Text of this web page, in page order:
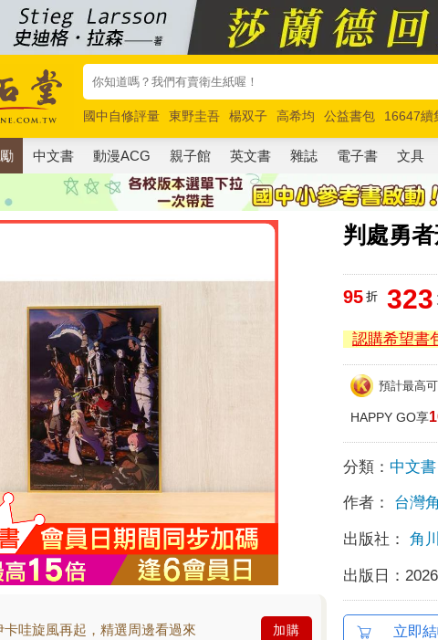
國中自修評量 東野圭吾 楊双子 高希均 公益書包 16647續
唯紅花綻放
奧德賽 路邊攤新作 馬斯克 玩具總動員5 超慢
中文書 動漫ACG 親子館 英文書 雜誌 電子書 文具
判處勇
哇旋風再起，精選周邊看過來 加購
95 折 323
認購希望書
預計最高
HAPPY GO享
分類： 中文書
作者： 台灣
出版社： 角
出版日：
立即